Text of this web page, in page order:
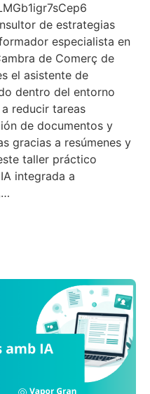
de estrategias
especialista en
de Comerç de
el asistente de
dentro del entorno
reducir tareas
de documentos y
gracias a resúmenes y
taller práctico
integrada a